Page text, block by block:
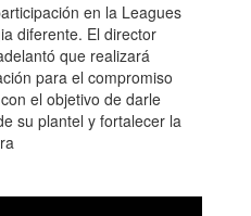
en la Leagues
diferente. El director
que realizará
para el compromiso
el objetivo de darle
su plantel y fortalecer la